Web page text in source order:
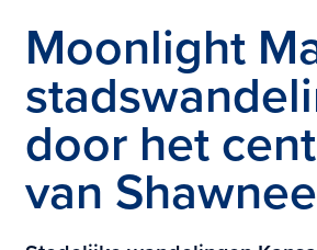
Moonlight
door het
van Shawnee